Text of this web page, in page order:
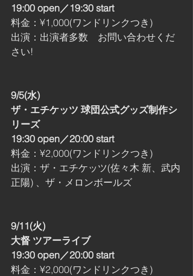
19:00 open／19:30 start
料金：¥1,000(ワンドリンクつき)
出演：出演者多数　お問い合わせくだ
さい!
9/5(水)
ザ・エチケッツ 球団公式グッズ制作シ
リーズ
19:30 open／20:00 start
料金：¥2,000(ワンドリンクつき)
出演：ザ・エチケッツ(佐々木 新、武内
正陽) 、ザ・メロンボールズ
9/11(火)
大督 ツアーライブ
19:30 open／20:00 start
料金：¥2,000(ワンドリンクつき)